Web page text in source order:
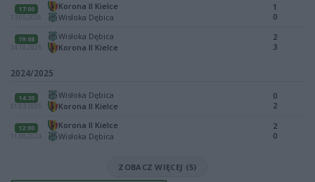
17:00
13.05.2026
Korona II Kielce
Wisłoka Dębica
1
0
19:08
24.10.2025
Wisłoka Dębica
Korona II Kielce
2
3
2024/2025
14:30
01.03.2025
Wisłoka Dębica
Korona II Kielce
0
2
12:00
11.08.2024
Korona II Kielce
Wisłoka Dębica
2
0
ZOBACZ WIĘCEJ (5)